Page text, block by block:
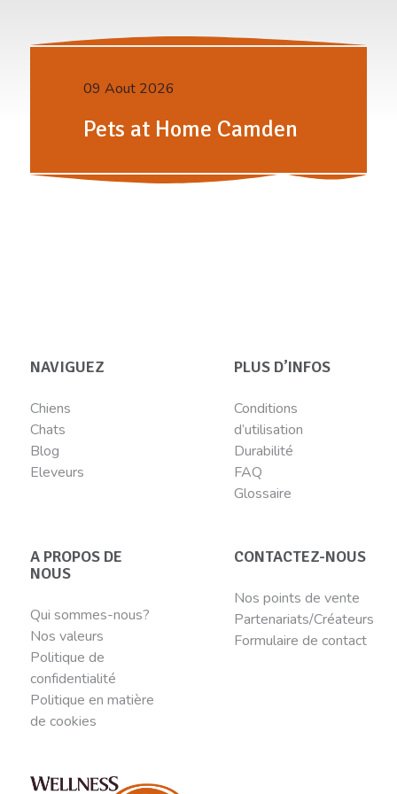
09 Aout 2026
Pets at Home Camden
NAVIGUEZ
Chiens
Chats
Blog
Eleveurs
PLUS D’INFOS
Conditions
d’utilisation
Durabilité
FAQ
Glossaire
A PROPOS DE
NOUS
Qui sommes-nous?
Nos valeurs
Politique de
confidentialité
Politique en matière
de cookies
CONTACTEZ-NOUS
Nos points de vente
Partenariats/Créateurs
Formulaire de contact